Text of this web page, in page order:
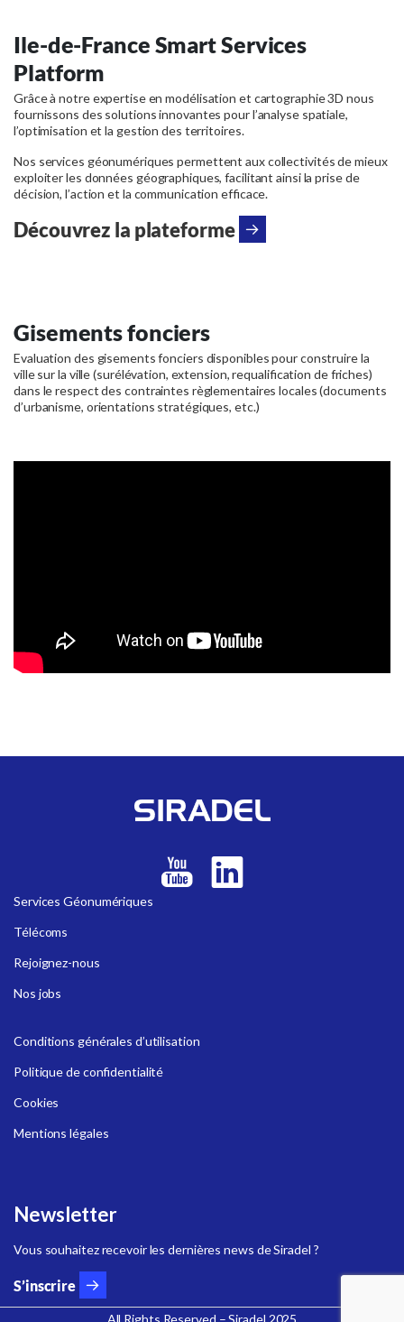
Ile-de-France Smart Services
Platform
Grâce à notre expertise en modélisation et cartographie 3D nous
fournissons des solutions innovantes pour l’analyse spatiale,
l’optimisation et la gestion des territoires.
Nos services géonumériques permettent aux collectivités de mieux
exploiter les données géographiques, facilitant ainsi la prise de
décision, l’action et la communication efficace.
Découvrez la plateforme
Gisements fonciers
Evaluation des gisements fonciers disponibles pour construire la
ville sur la ville (surélévation, extension, requalification de friches)
dans le respect des contraintes règlementaires locales (documents
d’urbanisme, orientations stratégiques, etc.)
Services Géonumériques
Télécoms
Rejoignez-nous
Nos jobs
Conditions générales d’utilisation
Politique de confidentialité
Cookies
Mentions légales
Newsletter
Vous souhaitez recevoir les dernières news de Siradel ?
S’inscrire